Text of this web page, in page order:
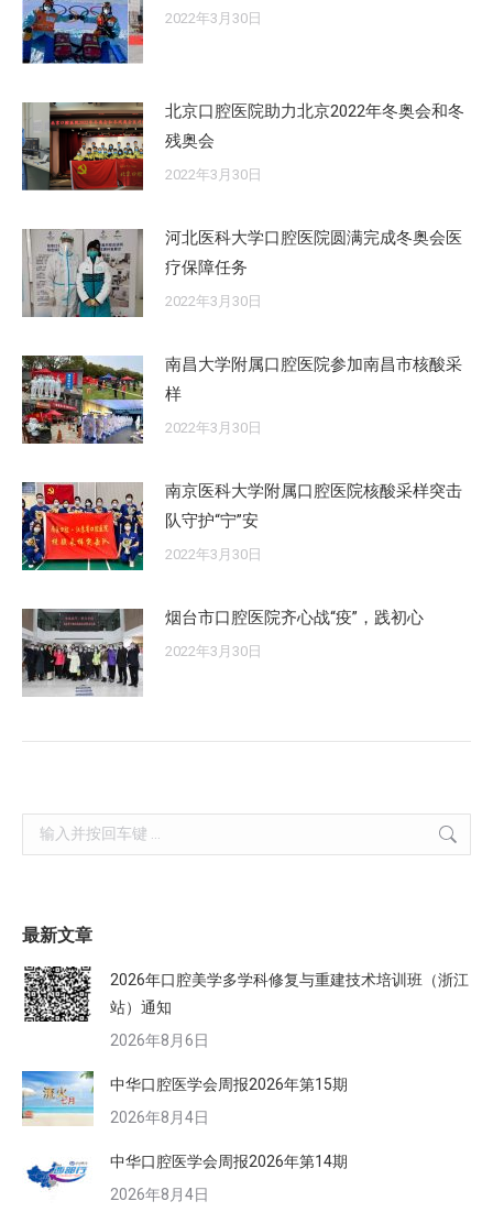
2022年3月30日
北京口腔医院助力北京2022年冬奥会和冬
残奥会
2022年3月30日
河北医科大学口腔医院圆满完成冬奥会医
疗保障任务
2022年3月30日
南昌大学附属口腔医院参加南昌市核酸采
样
2022年3月30日
南京医科大学附属口腔医院核酸采样突击
队守护“宁”安
2022年3月30日
烟台市口腔医院齐心战“疫”，践初心
2022年3月30日
Search:
最新文章
2026年口腔美学多学科修复与重建技术培训班（浙江
站）通知
2026年8月6日
中华口腔医学会周报2026年第15期
2026年8月4日
中华口腔医学会周报2026年第14期
2026年8月4日